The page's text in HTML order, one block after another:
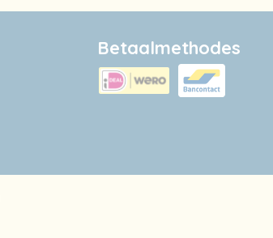
Betaalmethodes